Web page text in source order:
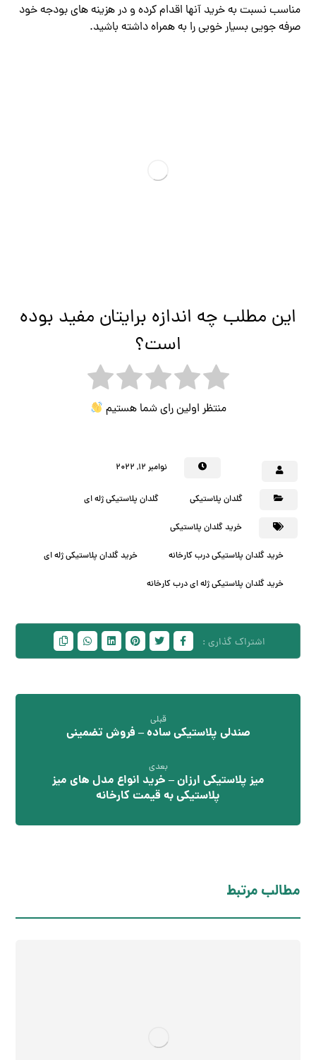
مناسب نسبت به خرید آنها اقدام کرده و در هزینه های بودجه خود
صرفه جویی بسیار خوبی را به همراه داشته باشید.
این مطلب چه اندازه برایتان مفید بوده
است؟
منتظر اولین رای شما هستیم
نوامبر ۱۲, ۲۰۲۲
گلدان پلاستیکی گلدان پلاستیکی ژله ای
خرید گلدان پلاستیکی
خرید گلدان پلاستیکی درب کارخانه خرید گلدان پلاستیکی ژله ای
خرید گلدان پلاستیکی ژله ای درب کارخانه
قبلی
صندلی پلاستیکی ساده – فروش تضمینی
بعدی
میز پلاستیکی ارزان – خرید انواع مدل های میز
پلاستیکی به قیمت کارخانه
مطالب مرتبط